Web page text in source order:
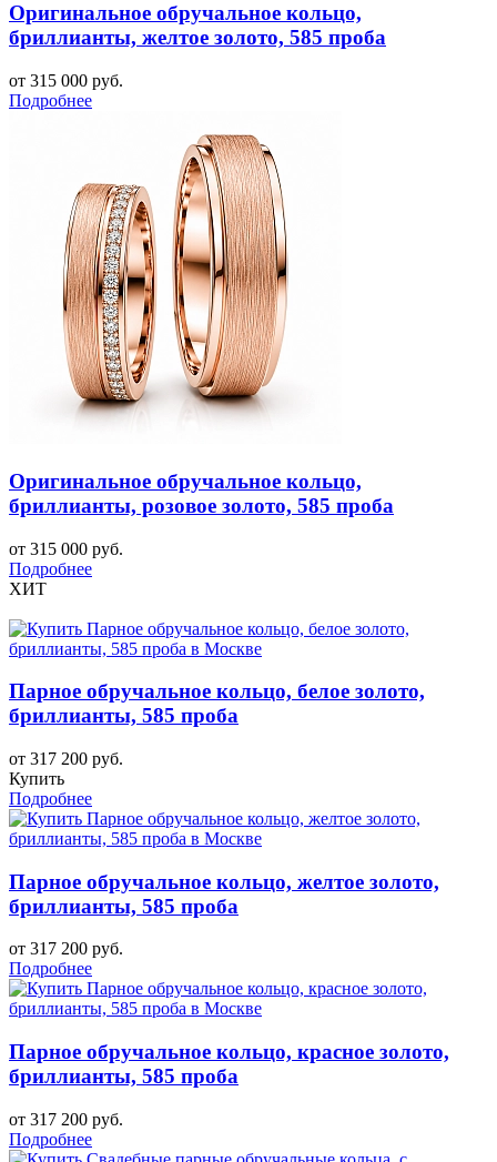
Оригинальное обручальное кольцо,
бриллианты, желтое золото, 585 проба
от 315 000 руб.
Подробнее
Оригинальное обручальное кольцо,
бриллианты, розовое золото, 585 проба
от 315 000 руб.
Подробнее
ХИТ
Парное обручальное кольцо, белое золото,
бриллианты, 585 проба
от 317 200 руб.
Купить
Подробнее
Парное обручальное кольцо, желтое золото,
бриллианты, 585 проба
от 317 200 руб.
Подробнее
Парное обручальное кольцо, красное золото,
бриллианты, 585 проба
от 317 200 руб.
Подробнее